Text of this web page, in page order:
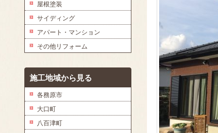
屋根塗装
サイディング
アパート・マンション
その他リフォーム
施工地域から見る
各務原市
大口町
八百津町